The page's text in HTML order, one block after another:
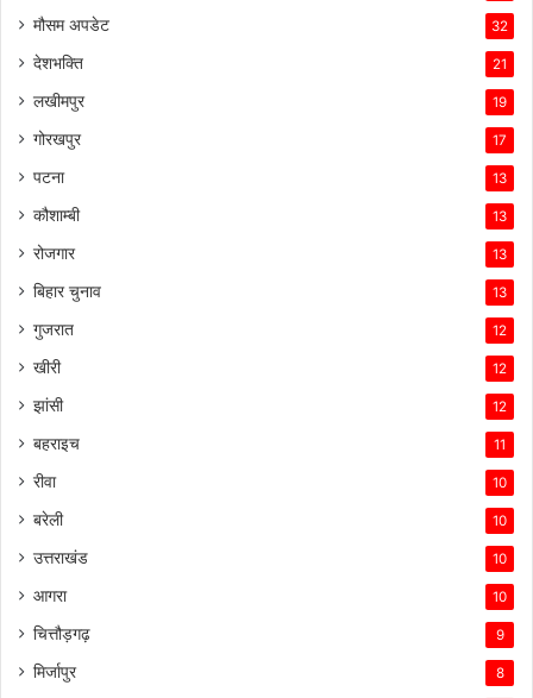
मौसम अपडेट 32
देशभक्ति 21
लखीमपुर 19
गोरखपुर 17
पटना 13
कौशाम्बी 13
रोजगार 13
बिहार चुनाव 13
गुजरात 12
खीरी 12
झांसी 12
बहराइच 11
रीवा 10
बरेली 10
उत्तराखंड 10
आगरा 10
चित्तौड़गढ़ 9
मिर्जापुर 8